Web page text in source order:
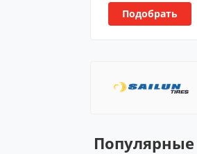
Подобрать